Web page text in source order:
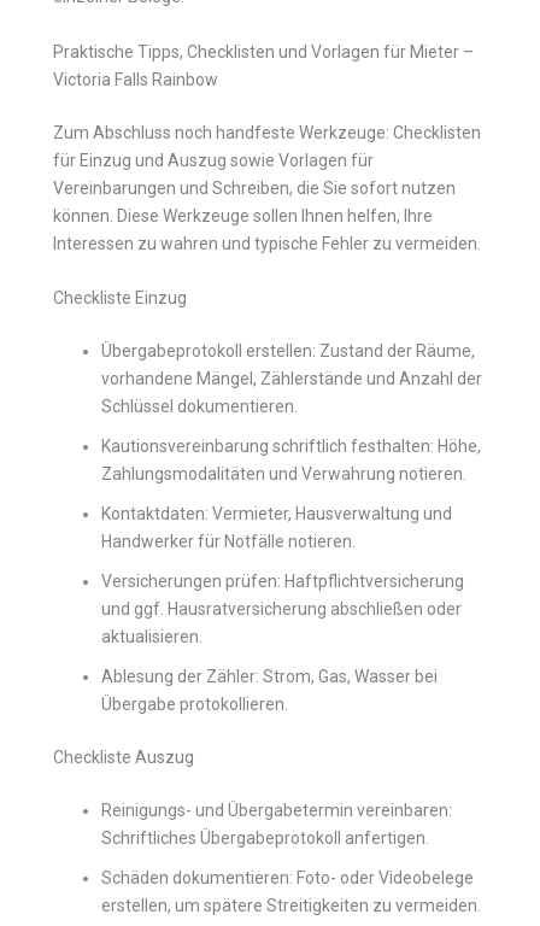
Praktische Tipps, Checklisten und Vorlagen für Mieter –
Victoria Falls Rainbow
Zum Abschluss noch handfeste Werkzeuge: Checklisten
für Einzug und Auszug sowie Vorlagen für
Vereinbarungen und Schreiben, die Sie sofort nutzen
können. Diese Werkzeuge sollen Ihnen helfen, Ihre
Interessen zu wahren und typische Fehler zu vermeiden.
Checkliste Einzug
Übergabeprotokoll erstellen: Zustand der Räume,
vorhandene Mängel, Zählerstände und Anzahl der
Schlüssel dokumentieren.
Kautionsvereinbarung schriftlich festhalten: Höhe,
Zahlungsmodalitäten und Verwahrung notieren.
Kontaktdaten: Vermieter, Hausverwaltung und
Handwerker für Notfälle notieren.
Versicherungen prüfen: Haftpflichtversicherung
und ggf. Hausratversicherung abschließen oder
aktualisieren.
Ablesung der Zähler: Strom, Gas, Wasser bei
Übergabe protokollieren.
Checkliste Auszug
Reinigungs- und Übergabetermin vereinbaren:
Schriftliches Übergabeprotokoll anfertigen.
Schäden dokumentieren: Foto- oder Videobelege
erstellen, um spätere Streitigkeiten zu vermeiden.